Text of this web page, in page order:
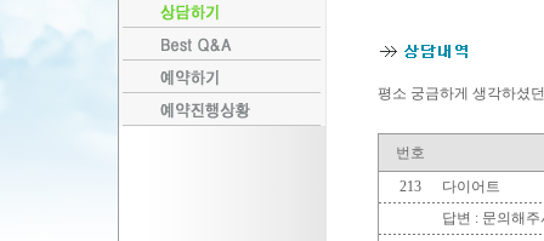
평소 궁금하게 생각하셨
번호
213
다이어트
답변 : 문의해